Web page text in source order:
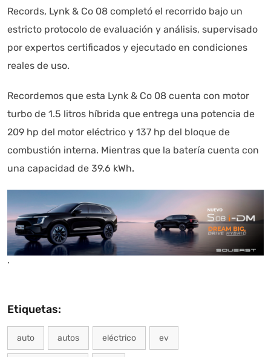
Records, Lynk & Co 08 completó el recorrido bajo un
estricto protocolo de evaluación y análisis, supervisado
por expertos certificados y ejecutado en condiciones
reales de uso.
Recordemos que esta Lynk & Co 08 cuenta con motor
turbo de 1.5 litros híbrida que entrega una potencia de
209 hp del motor eléctrico y 137 hp del bloque de
combustión interna. Mientras que la batería cuenta con
una capacidad de 39.6 kWh.
.
Etiquetas:
auto autos eléctrico ev